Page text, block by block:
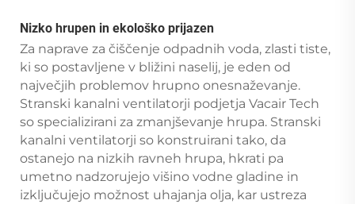
Nizko hrupen in ekološko prijazen
Za naprave za čiščenje odpadnih voda, zlasti tiste,
ki so postavljene v bližini naselij, je eden od
največjih problemov hrupno onesnaževanje.
Stranski kanalni ventilatorji podjetja Vacair Tech
so specializirani za zmanjševanje hrupa. Stranski
kanalni ventilatorji so konstruirani tako, da
ostanejo na nizkih ravneh hrupa, hkrati pa
umetno nadzorujejo višino vodne gladine in
izključujejo možnost uhajanja olja, kar ustreza